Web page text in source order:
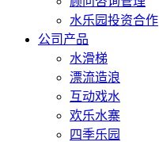
水乐园投资合作
公司产品
水滑梯
漂流造浪
互动戏水
欢乐水寨
四季乐园